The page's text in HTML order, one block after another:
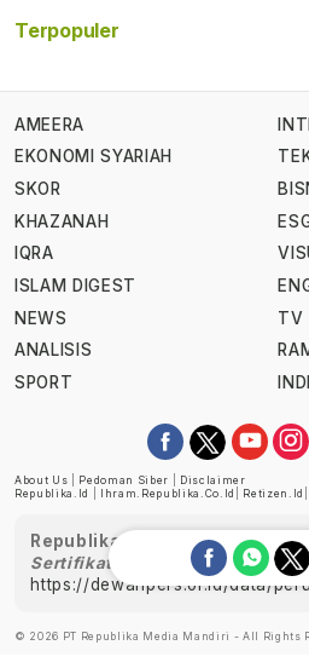
Terpopuler
AMEERA
EKONOMI SYARIAH
SKOR
KHAZANAH
IQRA
ISLAM DIGEST
NEWS
ANALISIS
SPORT
TV
About Us Pedoman Siber
Disclaimer
Republika.id
Ihram.republika.co.id Retizen.id
Republika telah diverifikasi
Sertifikat Nomor 1058/DP-
https://dewanpers.or.id/data/
© 2026 PT Republika Media Mandiri - All Rights